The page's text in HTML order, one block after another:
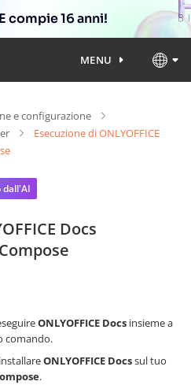
compie 16 anni!
MENU
e configurazione
Esecuzione di ONLYOFFICE
Docs
ONLYOFFICE Docs insieme a
comando.
ONLYOFFICE Docssul tuo
.